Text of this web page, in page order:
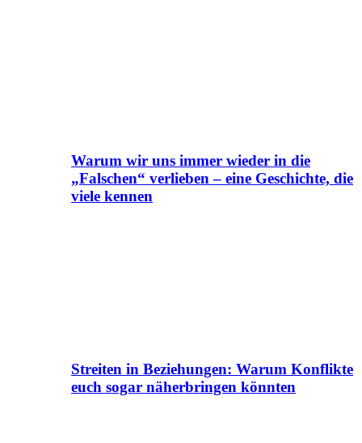
Warum wir uns immer wieder in die
„Falschen“ verlieben – eine Geschichte, die
viele kennen
Streiten in Beziehungen: Warum Konflikte
euch sogar näherbringen könnten